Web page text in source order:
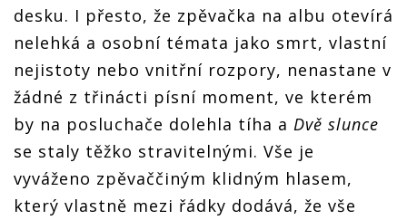
desku. I přesto, že zpěvačka na albu otevírá
nelehká a osobní témata jako smrt, vlastní
nejistoty nebo vnitřní rozpory, nenastane v
žádné z třinácti písní moment, ve kterém
by na posluchače dolehla tíha a Dvě slunce
se staly těžko stravitelnými. Vše je
vyváženo zpěvaččiným klidným hlasem,
který vlastně mezi řádky dodává, že vše